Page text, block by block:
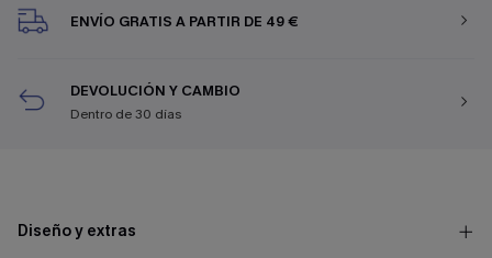
ENVÍO GRATIS A PARTIR DE 49 €
DEVOLUCIÓN Y CAMBIO
Dentro de 30 días
Diseño y extras